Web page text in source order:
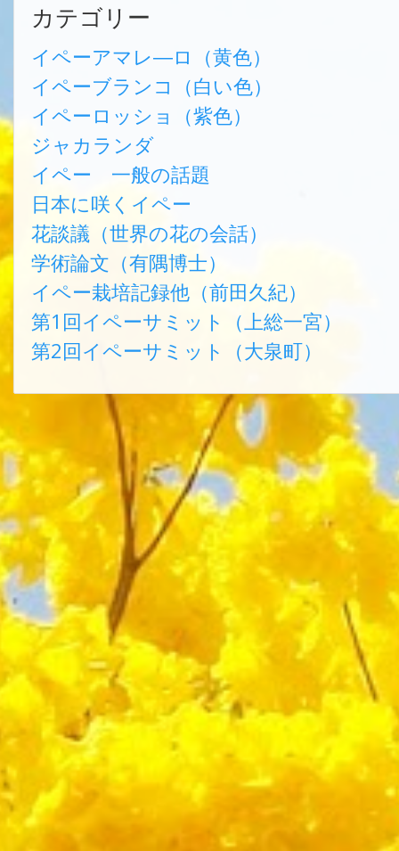
カテゴリー
イペーアマレ―ロ（黄色）
イペーブランコ（白い色）
イペーロッショ（紫色）
ジャカランダ
イペー 一般の話題
日本に咲くイペー
花談議（世界の花の会話）
学術論文（有隅博士）
イペー栽培記録他（前田久紀）
第1回イペーサミット（上総一宮）
第2回イペーサミット（大泉町）